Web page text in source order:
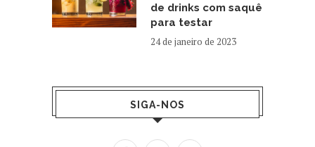
de drinks com saquê
para testar
24 de janeiro de 2023
SIGA-NOS